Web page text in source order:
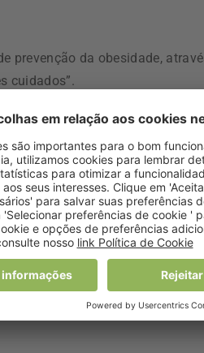
prevenção da obesidade,
cuidados”.
saudável e da atividade
risco e puerpério, de
de cessação tabágica. O
cuidados de saúde
encontram numa fase do ciclo
crianças e jovens, doentes
especializada e
A nível dos Cuidados